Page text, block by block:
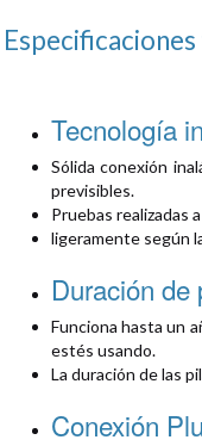
Tecnología
Sólida conexión
previsibles.
Pruebas realizadas
ligeramente según
Duración de
Funciona hasta un
estés usando.
La duración de las
Conexión